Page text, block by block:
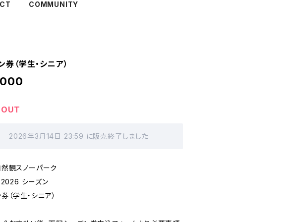
COMMUNITY
券（学生・シニア）
2026年3月14日 23:59 に販売終了しました
観スノーパーク
シーズン
（学生・シニア）